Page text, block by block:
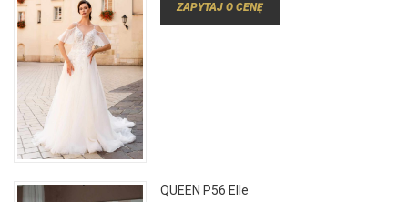
ZAPYTAJ O CENĘ
QUEEN P56 Elle